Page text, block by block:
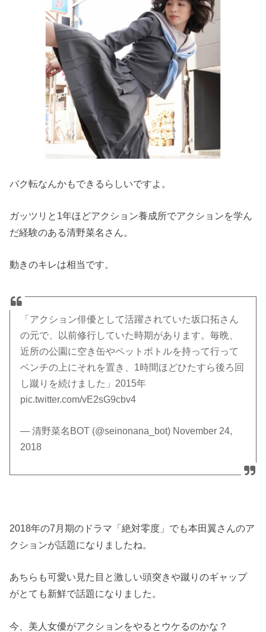
バク転なんかもできるらしいですよ。
ガッツリと1年ほどアクション養成所でアクションを学ん
だ経験のある清野菜名さん。
動きのキレは相当です。
「アクション俳優として活躍されていた坂口拓さん
の元で、以前修行していた時期があります。毎晩、
近所の公園に空き缶やペットボトルを持って行って
ベンチの上にそれを置き、1時間ほどひたすら後ろ回
し蹴りを続けました」2015年
pic.twitter.com/vE2sG9cbv4
— 清野菜名BOT (@seinonana_bot) November 24,
2018
2018年の7月期のドラマ「絶対零度」でも本田翼さんのア
クションが話題になりましたね。
あちらも可愛い見た目と激しい頭突きや蹴りのギャップ
がとても新鮮で話題になりました。
今、美人女優がアクションをやるとウケるのかな？